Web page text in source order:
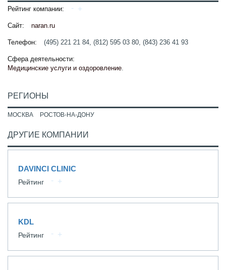
Рейтинг компании:
Сайт: naran.ru
Телефон: (495) 221 21 84, (812) 595 03 80, (843) 236 41 93
Сфера деятельности:
Медицинские услуги и оздоровление.
РЕГИОНЫ
МОСКВА РОСТОВ-НА-ДОНУ
ДРУГИЕ КОМПАНИИ
DAVINCI CLINIC
Рейтинг
KDL
Рейтинг